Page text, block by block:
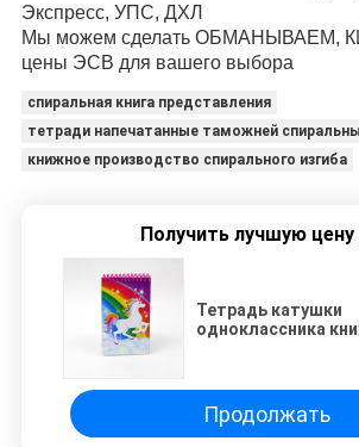
Экспресс, УПС, ДХЛ
Мы можем сделать ОБМАНЫВАЕМ,
цены ЭСВ для вашего выбора
спиральная книга представления
тетради напечатанные таможней
книжное производство спирального изгиба
Получить лучшую цену
Тетрадь катушки
одноклассника
спиралью
тренировкой
Продолжать